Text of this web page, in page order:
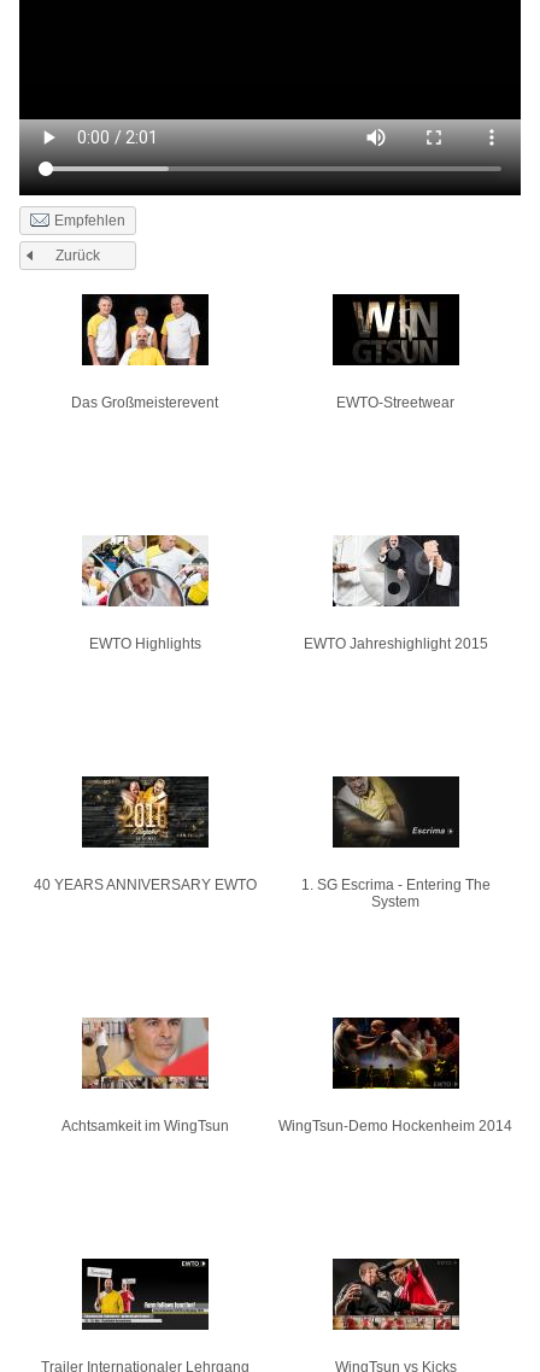
Empfehlen
Zurück
Das Großmeisterevent EWTO-Streetwear
EWTO Highlights EWTO Jahreshighlight 2015
40 YEARS ANNIVERSARY EWTO
1. SG Escrima - Entering The
System
Achtsamkeit im WingTsun WingTsun-Demo Hockenheim 2014
Trailer Internationaler Lehrgang WingTsun vs Kicks
Seiten